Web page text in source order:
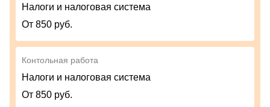
Налоги и налоговая система
От 850 руб.
Контольная работа
Налоги и налоговая система
От 850 руб.